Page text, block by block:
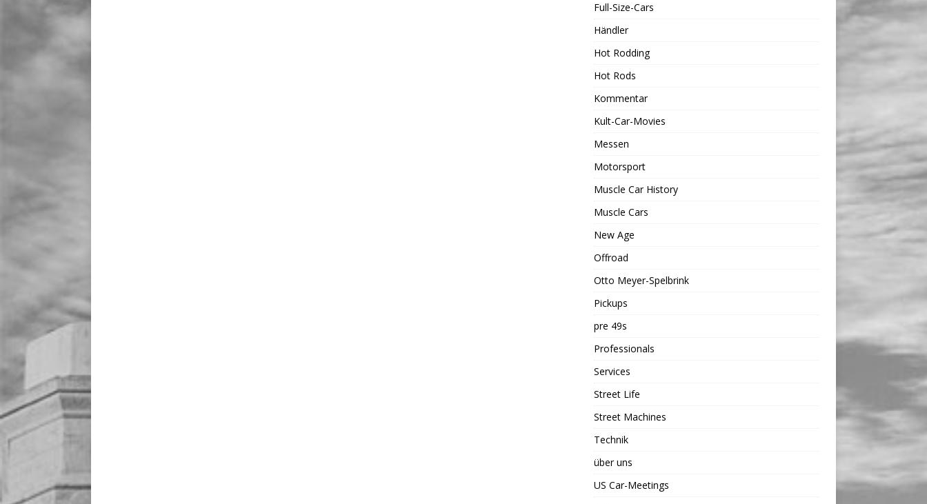
Full-Size-Cars
Händler
Hot Rodding
Hot Rods
Kommentar
Kult-Car-Movies
Messen
Motorsport
Muscle Car History
Muscle Cars
New Age
Offroad
Otto Meyer-Spelbrink
Pickups
pre 49s
Professionals
Services
Street Life
Street Machines
Technik
über uns
US Car-Meetings